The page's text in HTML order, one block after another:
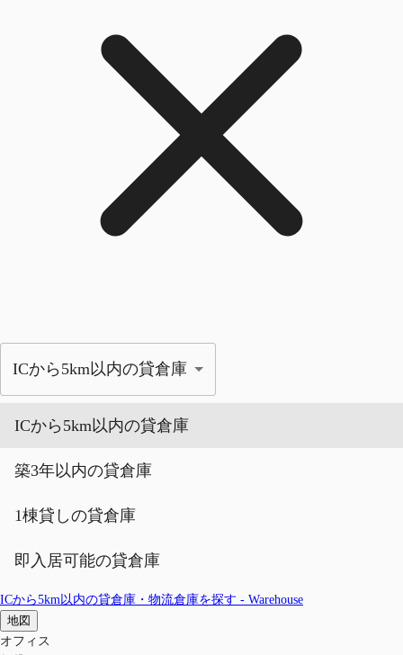
ICから5km以内の貸倉庫
ICから5km以内の貸倉庫
築3年以内の貸倉庫
1棟貸しの貸倉庫
即入居可能の貸倉庫
ICから5km以内の貸倉庫・物流倉庫を探す - Warehouse
地図
オフィス